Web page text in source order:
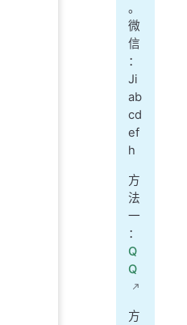
。
微
信
：
Ji
ab
cd
ef
h
方
法
一
：
Q
Q
方